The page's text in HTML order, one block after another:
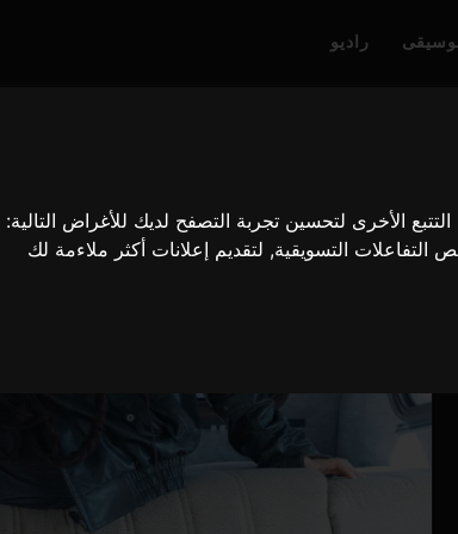
الأخرى لتحسين تجربة التصفح لديك للأغراض التالية:
التفاعلات التسويقية, لتقديم إعلانات أكثر ملاءمة لك
راديو